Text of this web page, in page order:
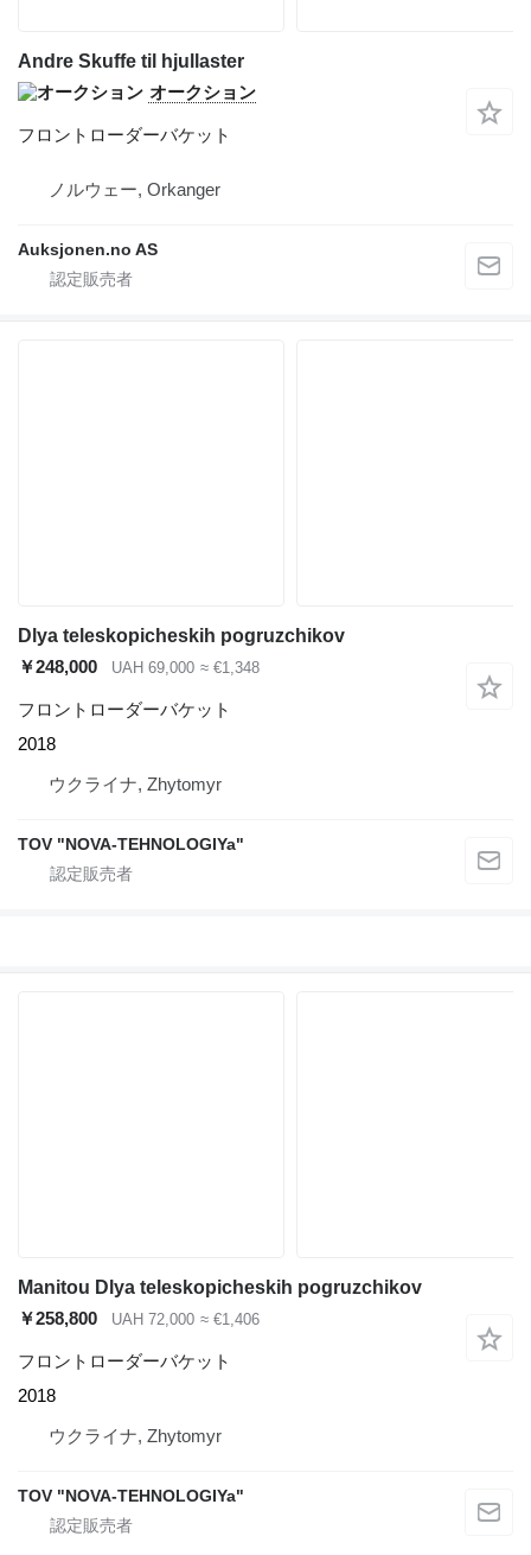
Andre Skuffe til hjullaster
オークション
フロントローダーバケット
ノルウェー, Orkanger
Auksjonen.no AS
Dlya teleskopicheskih pogruzchikov
￥248,000
UAH 69,000 ≈ €1,348
フロントローダーバケット
2018
ウクライナ, Zhytomyr
TOV "NOVA-TEHNOLOGIYa"
Manitou Dlya teleskopicheskih pogruzchikov
￥258,800
UAH 72,000 ≈ €1,406
フロントローダーバケット
2018
ウクライナ, Zhytomyr
TOV "NOVA-TEHNOLOGIYa"